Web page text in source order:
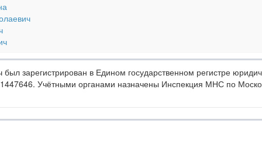
зарегистрирован в Едином государственном регистре
Учётными органами назначены Инспекция МНС по